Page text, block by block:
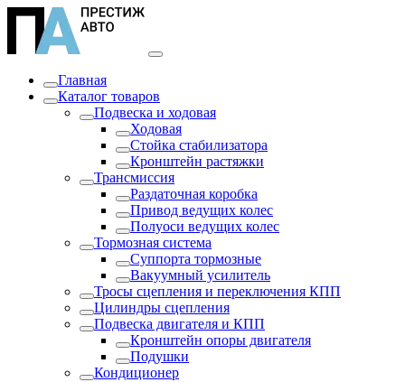
Главная
Каталог товаров
Подвеска и ходовая
Ходовая
Стойка стабилизатора
Кронштейн растяжки
Трансмиссия
Раздаточная коробка
Привод ведущих колес
Полуоси ведущих колес
Тормозная система
Суппорта тормозные
Вакуумный усилитель
Тросы сцепления и переключения КПП
Цилиндры сцепления
Подвеска двигателя и КПП
Кронштейн опоры двигателя
Подушки
Кондиционер